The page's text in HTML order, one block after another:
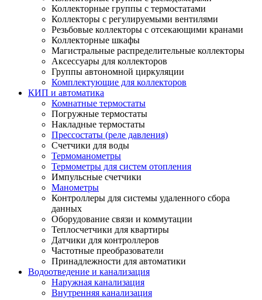
Коллекторные группы с термостатами
Коллекторы с регулируемыми вентилями
Резьбовые коллекторы с отсекающими кранами
Коллекторные шкафы
Магистральные распределительные коллекторы
Аксессуары для коллекторов
Группы автономной циркуляции
Комплектующие для коллекторов
КИП и автоматика
Комнатные термостаты
Погружные термостаты
Накладные термостаты
Прессостаты (реле давления)
Счетчики для воды
Термоманометры
Термометры для систем отопления
Импульсные счетчики
Манометры
Контроллеры для системы удаленного сбора
данных
Оборудование связи и коммутации
Теплосчетчики для квартиры
Датчики для контроллеров
Частотные преобразователи
Принадлежности для автоматики
Водоотведение и канализация
Наружная канализация
Внутренняя канализация